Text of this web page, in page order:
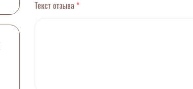
Текст отзыва *